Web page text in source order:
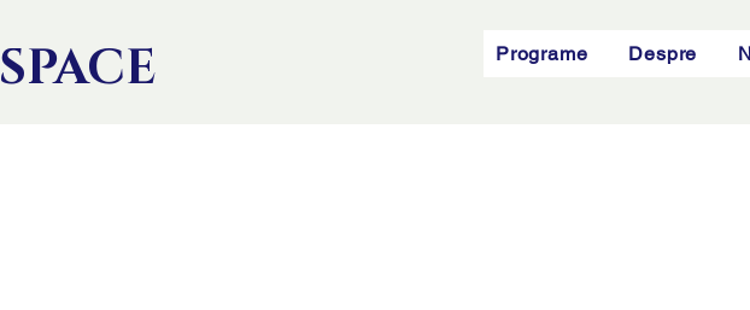
SPACE Programe Despre